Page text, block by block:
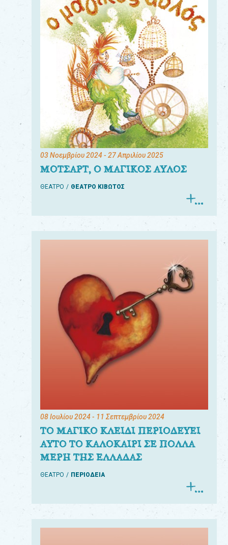
03 Νοεμβρίου 2024- 27 Απριλίου 2025
ΜΟΤΣΑΡΤ, Ο ΜΑΓΙΚΟΣ ΑΥΛΟΣ
ΘΕΑΤΡΟ ΘΕΑΤΡΟ ΚΙΒΩΤΟΣ
08 Ιουλίου 2024- 11 Σεπτεμβρίου 2024
ΤΟ ΜΑΓΙΚΟ ΚΛΕΙΔΙ ΠΕΡΙΟΔΕΥΕΙ
ΑΥΤΟ ΤΟ ΚΑΛΟΚΑΙΡΙ ΣΕ ΠΟΛΛΑ
ΜΕΡΗ ΤΗΣ ΕΛΛΑΔΑΣ
ΘΕΑΤΡΟ ΠΕΡΙΟΔΕΙΑ